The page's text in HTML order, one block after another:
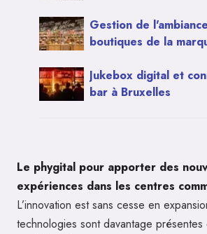
Gestion de
boutiques de la
Jukebox digital et
bar à Bruxelles
Le phygital pour apporter des
expériences dans les centres
L’innovation est sans cesse en
technologies sont davantage présentes